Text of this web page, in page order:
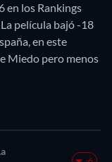
en los Rankings
película bajó -18
en este
Miedo pero menos